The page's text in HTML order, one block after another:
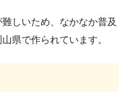
しいため、なかなか普及
県で作られています。